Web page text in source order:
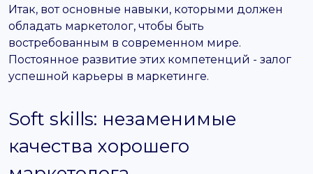
Итак, вот основные навыки, которыми должен
обладать маркетолог, чтобы быть
востребованным в современном мире.
Постоянное развитие этих компетенций - залог
успешной карьеры в маркетинге.
Soft skills: незаменимые
качества хорошего